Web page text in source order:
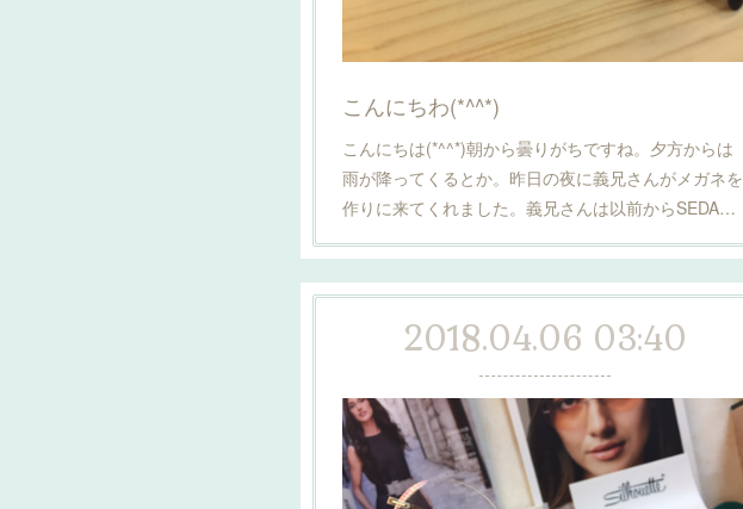
こんにちわ(*^^*)
こんにちは(*^^*)朝から曇りがちですね。夕方からは
雨が降ってくるとか。昨日の夜に義兄さんがメガネを
作りに来てくれました。義兄さんは以前からSEDA…
2018.04.06 03:40